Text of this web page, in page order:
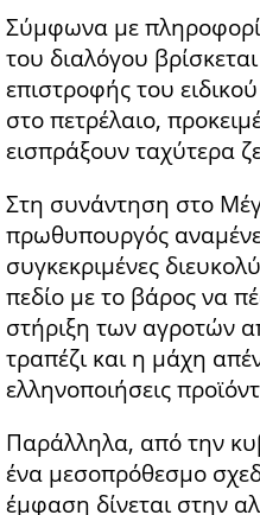
Σύμφωνα με
του διαλόγου
επιστροφής του
στο πετρέλαιο,
εισπράξουν ταχύτερα
Στη συνάντηση στο
πρωθυπουργός
συγκεκριμένες
πεδίο με το βάρος να
στήριξη των αγροτών
τραπέζι και η μάχη
ελληνοποιήσεις
Παράλληλα, από την
ένα μεσοπρόθεσμο
έμφαση δίνεται στην